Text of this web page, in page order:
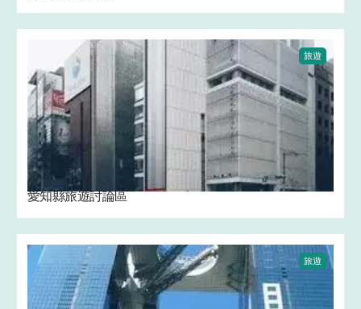
旅遊
愛知縣旅遊討論區
旅遊